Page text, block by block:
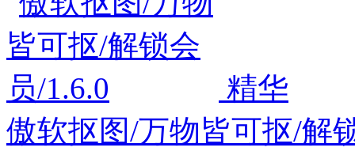
精华
傲软抠图/万物皆可抠/解